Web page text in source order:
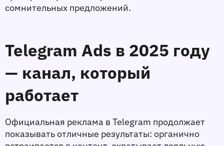
сомнительных предложений.
Telegram Ads в 2025 году
— канал, который
работает
Официальная реклама в Telegram продолжает
показывать отличные результаты: органично